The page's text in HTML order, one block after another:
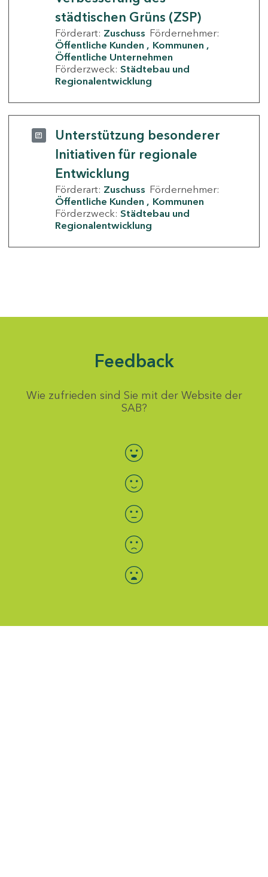
städtischen Grüns (ZSP)
Förderart: Zuschuss Fördernehmer:
Öffentliche Kunden
Kommunen
Öffentliche Unternehmen
Förderzweck: Städtebau und
Regionalentwicklung
Unterstützung besonderer
Initiativen für regionale
Entwicklung
Förderart: Zuschuss Fördernehmer:
Öffentliche Kunden
Kommunen
Förderzweck: Städtebau und
Regionalentwicklung
Feedback
Wie zufrieden sind Sie mit der Website der
SAB?
Bewertung auswählen